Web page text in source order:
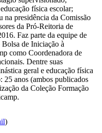
física escolar;
na presidência da Comissão
da Pró-Reitoria de
Faz parte da equipe de
de Iniciação à
como Coordenadora de
Dentre suas
geral e educação física
anos (ambos publicados
da Coleção Formação
)